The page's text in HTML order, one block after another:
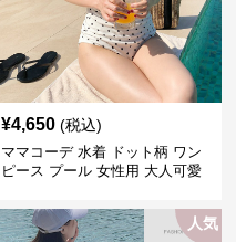
¥4,650 (税込)
ママコーデ 水着 ドット柄 ワン
ピース プール 女性用 大人可愛
人気